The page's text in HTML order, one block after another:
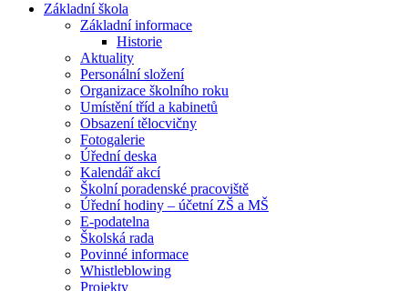
Základní škola
Základní informace
Historie
Aktuality
Personální složení
Organizace školního roku
Umístění tříd a kabinetů
Obsazení tělocvičny
Fotogalerie
Úřední deska
Kalendář akcí
Školní poradenské pracoviště
Úřední hodiny – účetní ZŠ a MŠ
E-podatelna
Školská rada
Povinné informace
Whistleblowing
Projekty